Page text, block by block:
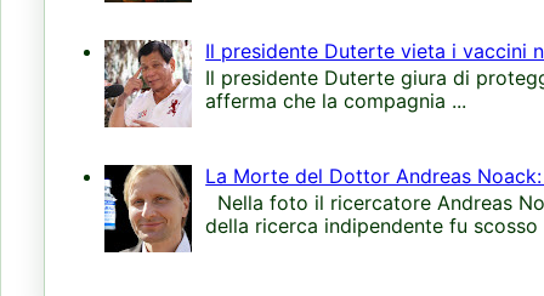
Il presidente Duterte vieta i vaccini
Il presidente Duterte giura di
afferma che la compagnia ...
La Morte del Dottor Andreas
Nella foto il ricercatore Andreas
della ricerca indipendente fu scosso